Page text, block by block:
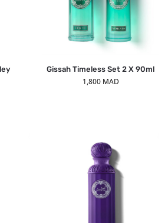
Gissah Timeless Set 2 X 90ml
1,800 MAD